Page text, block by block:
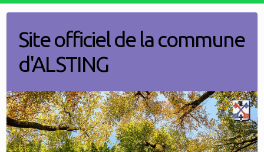
contentSite officiel de la commune
d'ALSTING